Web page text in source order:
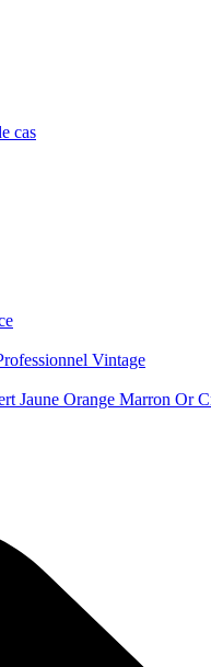
cas
Vintage
Jaune Orange Marron Or